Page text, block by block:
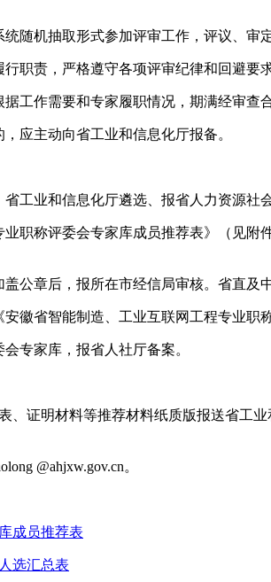
随机抽取形式参加评审工作，评议、审
职责，严格遵守各项评审纪律和回避要
工作需要和专家履职情况，期满经审
应主动向省工业和信息化厅报备。
工业和信息化厅遴选、报省人力资源社
职称评委会专家库成员推荐表》（见
公章后，报所在市经信局审核。省直及
徽省智能制造、工业互联网工程专业职
专家库，报省人社厅备案。
证明材料等推荐材料纸质版报送省工
@ahjxw.gov.cn。
成员推荐表
选汇总表